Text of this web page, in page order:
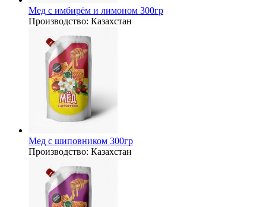
Мед с имбирём и лимоном 300гр
Производство: Казахстан
Мед с шиповником 300гр
Производство: Казахстан